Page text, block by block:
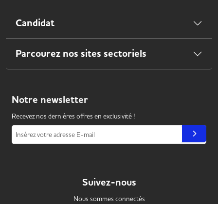
Candidat
Parcourez nos sites sectoriels
Notre newsletter
Recevez nos dernières offres en exclusivité !
Insérez votre adresse E-mail
Suivez-nous
Nous sommes connectés